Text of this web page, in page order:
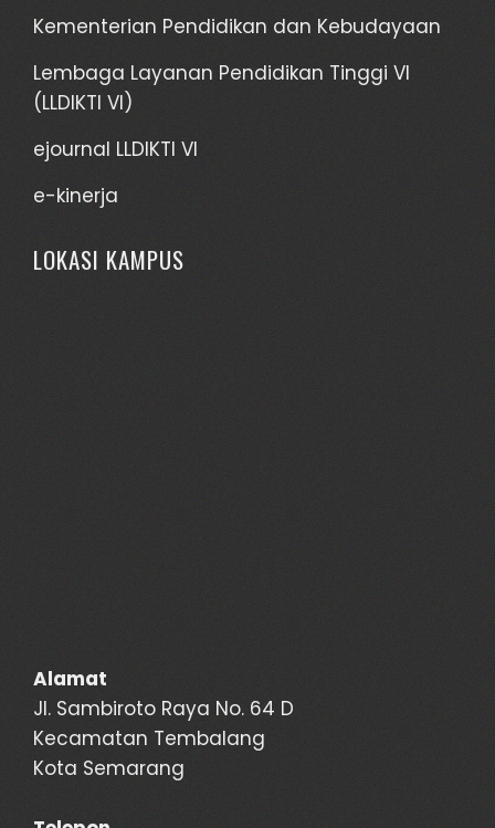
Kementerian Pendidikan dan Kebudayaan
Lembaga Layanan Pendidikan Tinggi VI
(LLDIKTI VI)
ejournal LLDIKTI VI
e-kinerja
LOKASI KAMPUS
Alamat
Jl. Sambiroto Raya No. 64 D
Kecamatan Tembalang
Kota Semarang